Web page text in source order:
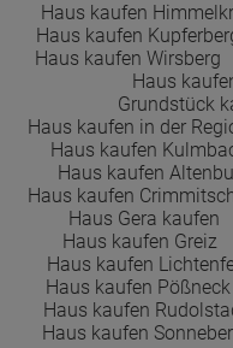
Haus kaufen
Haus kaufen
Haus kaufen Wirsberg
Haus
Grundstück
Haus kaufen in der
Haus kaufen
Haus kaufen
Haus kaufen
Haus Gera kaufen
Haus kaufen Greiz
Haus kaufen
Haus kaufen Pößneck
Haus kaufen
Haus kaufen